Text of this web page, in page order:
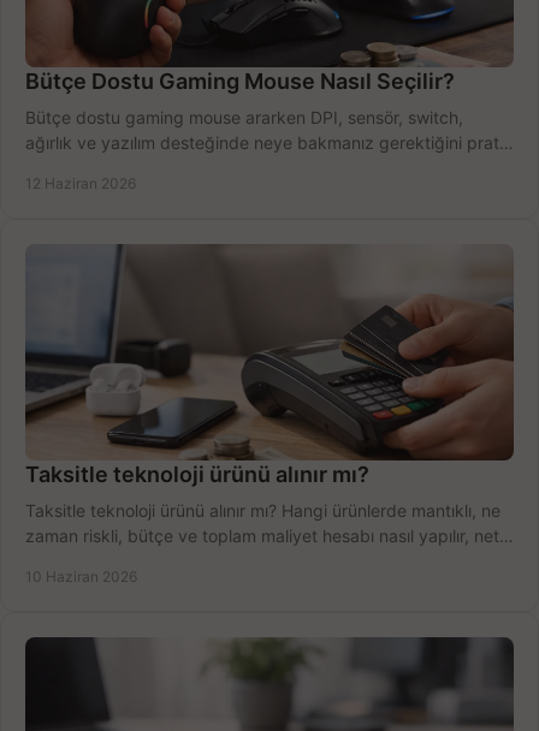
Bütçe Dostu Gaming Mouse Nasıl Seçilir?
Bütçe dostu gaming mouse ararken DPI, sensör, switch,
ağırlık ve yazılım desteğinde neye bakmanız gerektiğini pratik
12 Haziran 2026
Taksitle teknoloji ürünü alınır mı?
Taksitle teknoloji ürünü alınır mı? Hangi ürünlerde mantıklı, ne
zaman riskli, bütçe ve toplam maliyet hesabı nasıl yapılır, net
10 Haziran 2026